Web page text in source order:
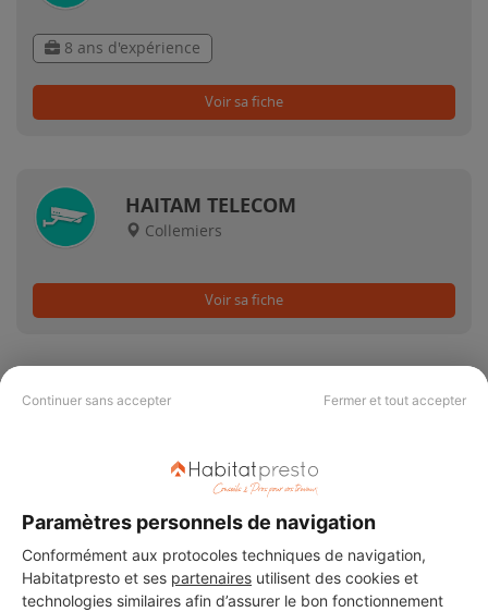
Continuer sans accepter Fermer et tout accepter
Paramètres personnels de navigation
Conformément aux protocoles techniques de navigation,
Habitatpresto et ses partenaires utilisent des cookies et
technologies similaires afin d’assurer le bon fonctionnement
8 ans d'expérience
Voir sa fiche
HAITAM TELECOM
Collemiers
Voir sa fiche
PAS LE TEMPS DE
CHERCHER ?
Vous souhaitez réaliser des travaux et ne savez quel professionnel
choisir ? Demandez des devis travauxauprès de notre réseau de 5 000
professionnels partout en France.